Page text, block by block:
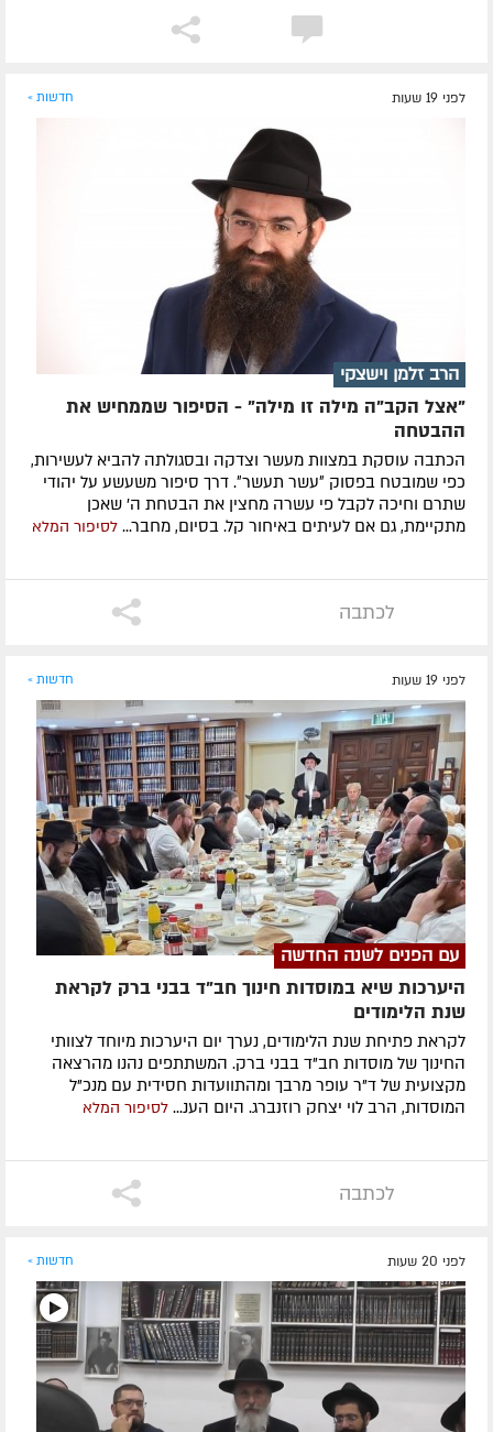
לפני 19 שעות חדשות »
הרב זלמן וישצקי
"אצל הקב"ה מילה זו מילה" - הסיפור שממחיש את
ההבטחה
הכתבה עוסקת במצוות מעשר וצדקה ובסגולתה להביא לעשירות,
כפי שמובטח בפסוק ״עשר תעשר״. דרך סיפור משעשע על יהודי
שתרם וחיכה לקבל פי עשרה מחצין את הבטחת ה' שאכן
מתקיימת, גם אם לעיתים באיחור קל. בסיום, מחבר... לסיפור המלא
לכתבה
לפני 19 שעות חדשות »
עם הפנים לשנה החדשה
היערכות שיא במוסדות חינוך חב"ד בבני ברק לקראת
שנת הלימודים
לקראת פתיחת שנת הלימודים, נערך יום היערכות מיוחד לצוותי
החינוך של מוסדות חב"ד בבני ברק. המשתתפים נהנו מהרצאה
מקצועית של ד"ר עופר מרבך ומהתוועדות חסידית עם מנכ"ל
המוסדות, הרב לוי יצחק רוזנברג. היום הענ... לסיפור המלא
לכתבה
לפני 20 שעות חדשות »